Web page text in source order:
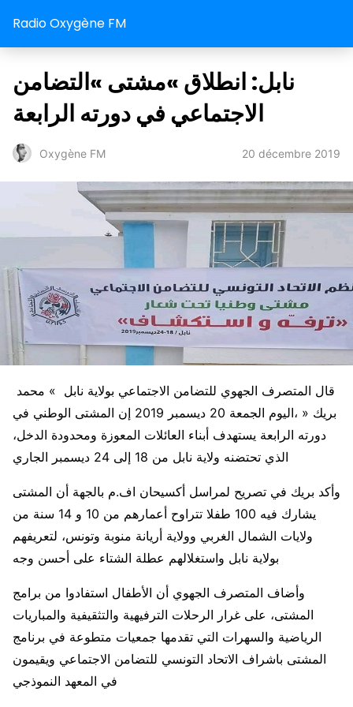
Radio Oxygène FM
نابل: انطلاق »مشتى »التضامن
الاجتماعي في دورته الرابعة
Oxygène FM 20 décembre 2019
بريك « ،اليوم الجمعة 20 ديسمبر 2019 إن المشتى الوطني في
دورته الرابعة يستهدف أبناء العائلات المعوزة ومحدودة الدخل،
الذي تحتضنه ولاية نابل من 18 إلى 24 ديسمبر الجاري
وأكد بريك في تصريح لمراسل أكسيحان اف.م بالجهة أن المشتى
يشارك فيه 100 طفلا تتراوح أعمارهم من 10 و 14 سنة من
ولايات الشمال الغربي وولاية أريانة منوبة وتونس، لتعريفهم
بولاية نابل واستغلالهم عطلة الشتاء على أحسن وجه
وأضاف المتصرف الجهوي أن الأطفال استفادوا من برامج
المشتى، على غرار الرحلات الترفيهية والتثقيفية والمباريات
الرياضية والسهرات التي تقدمها جمعيات متطوعة في برنامج
المشتى باشراف الاتحاد التونسي للتضامن الاجتماعي ويقيمون
في المعهد النموذجي